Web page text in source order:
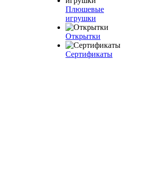
Плюшевые
игрушки
Открытки
Сертификаты